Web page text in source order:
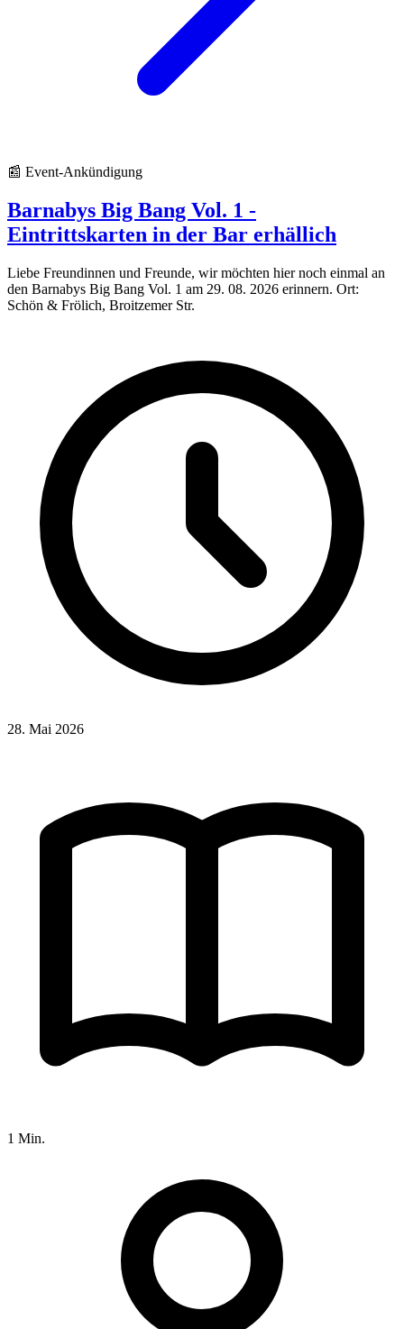
📰 Event-Ankündigung
Barnabys Big Bang Vol. 1 -
Eintrittskarten in der Bar erhällich
Liebe Freundinnen und Freunde, wir möchten hier noch einmal an
den Barnabys Big Bang Vol. 1 am 29. 08. 2026 erinnern. Ort:
Schön & Frölich, Broitzemer Str.
28. Mai 2026
1 Min.